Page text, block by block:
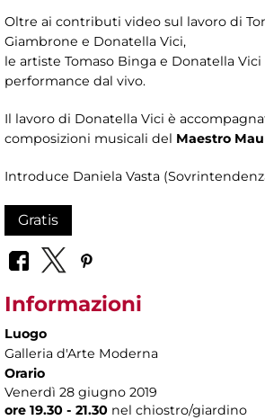
Oltre ai contributi video sul lavoro di
Giambrone e Donatella Vici,
le artiste Tomaso Binga e Donatella
performance dal vivo.
Il lavoro di Donatella Vici è
composizioni musicali del Maestro
Introduce Daniela Vasta
Gratis
Informazioni
Luogo
Galleria d'Arte Moderna
Orario
Venerdì 28 giugno 2019
ore 19.30 - 21.30 nel chiostro/giardino